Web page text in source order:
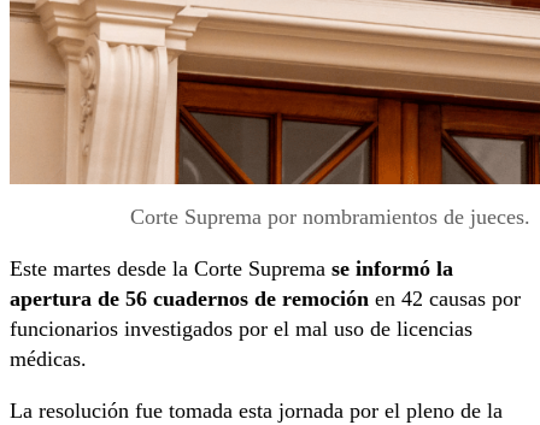
Corte Suprema por nombramientos de jueces.
Este martes desde la Corte Suprema se informó la
apertura de 56 cuadernos de remoción en 42 causas por
funcionarios investigados por el mal uso de licencias
médicas.
La resolución fue tomada esta jornada por el pleno de la